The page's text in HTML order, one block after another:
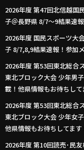
2026年度 第47回北信越国
子＠長野県 8/7～9結果速
2026年度 国民スポーツ大
子 8/7,8,9結果速報！参加
2026年度 第53回東北総合
東北ブロック大会 少年男
載！他県情報もお待ちし
2026年度 第53回東北総合
東北ブロック大会 少年女
他県情報もお待ちしてます
2026年度 第10回読売･民